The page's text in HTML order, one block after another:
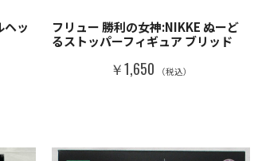
ヘッ
フリュー 勝利の女神:NIKKE ぬーど
るストッパーフィギュア ブリッド
￥1,650 （税込）